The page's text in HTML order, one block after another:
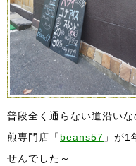
普段全く通らない道沿い
煎専門店「 beans57 」が1
せんでした～